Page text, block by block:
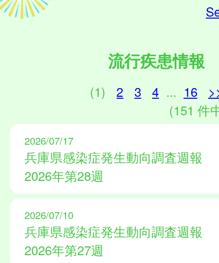
流行疾患情報
(1) 2 3 4 ... 16
(151 件
2026/07/17
兵庫県感染症発生動向調査週報
2026年第28週
2026/07/10
兵庫県感染症発生動向調査週報
2026年第27週